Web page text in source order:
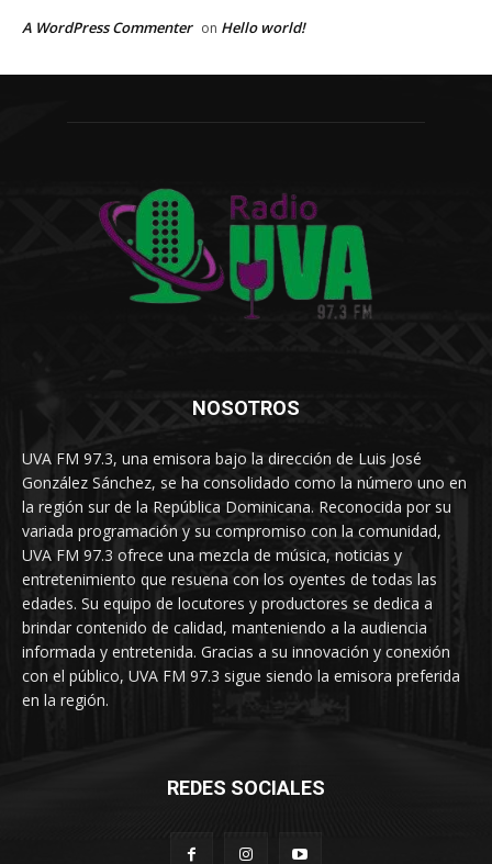
A WordPress Commenter on Hello world!
NOSOTROS
UVA FM 97.3, una emisora bajo la dirección de Luis José
González Sánchez, se ha consolidado como la número uno en
la región sur de la República Dominicana. Reconocida por su
variada programación y su compromiso con la comunidad,
UVA FM 97.3 ofrece una mezcla de música, noticias y
entretenimiento que resuena con los oyentes de todas las
edades. Su equipo de locutores y productores se dedica a
brindar contenido de calidad, manteniendo a la audiencia
informada y entretenida. Gracias a su innovación y conexión
con el público, UVA FM 97.3 sigue siendo la emisora preferida
en la región.
REDES SOCIALES